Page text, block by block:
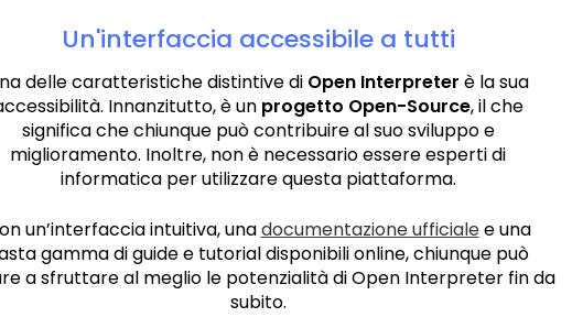
Un'interfaccia accessibile a tutti
delle caratteristiche distintive di Open Interpreter è la sua
Innanzitutto, è un progetto Open-Source, il che
significa che chiunque può contribuire al suo sviluppo e
miglioramento. Inoltre, non è necessario essere esperti di
informatica per utilizzare questa piattaforma.
un’interfaccia intuitiva, unadocumentazione ufficialee una
gamma di guide e tutorial disponibili online, chiunque può
a sfruttare al meglio le potenzialità di Open Interpreter fin da
subito.